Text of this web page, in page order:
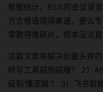
根据统计，85%的会议录
方言俚语错得离谱，要么
零散得像碎片，根本没法直
这篇文章将解决你最头疼
转写工具越用越糟？ 2）AI
级到‘懂逻辑’？ 3）飞书智